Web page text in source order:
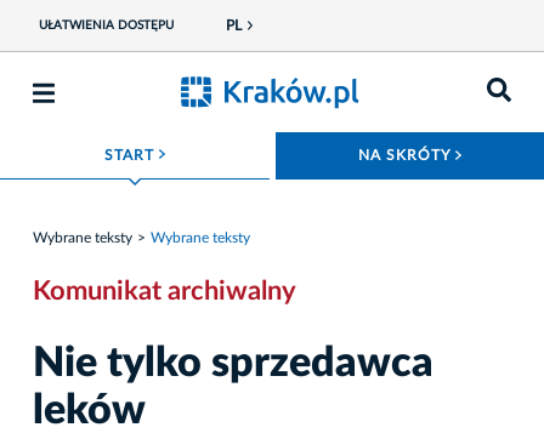
UŁATWIENIA DOSTĘPU PL
START ROZWIŃ MENU NA SKRÓTY
Wybrane teksty Wybrane teksty
Komunikat archiwalny
Nie tylko sprzedawca
leków